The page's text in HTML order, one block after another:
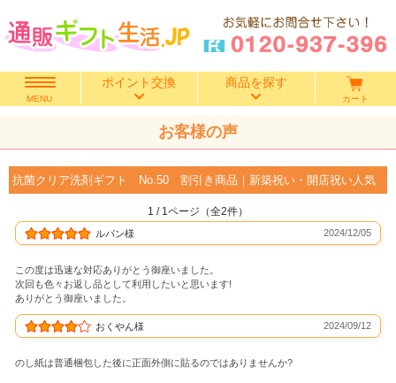
MENU
ポイント交換 商品を探す
香典返し
出産内祝い
結婚内祝い
カート
お客様の声
抗菌クリア洗剤ギフト No.50 割引き商品｜新築祝い・開店祝い人気
1 / 1ページ（全2件）
ルパン様 2024/12/05
この度は迅速な対応ありがとう御座いました。
次回も色々お返し品として利用したいと思います!
ありがとう御座いました。
おくやん様 2024/09/12
のし紙は普通梱包した後に正面外側に貼るのではありませんか?